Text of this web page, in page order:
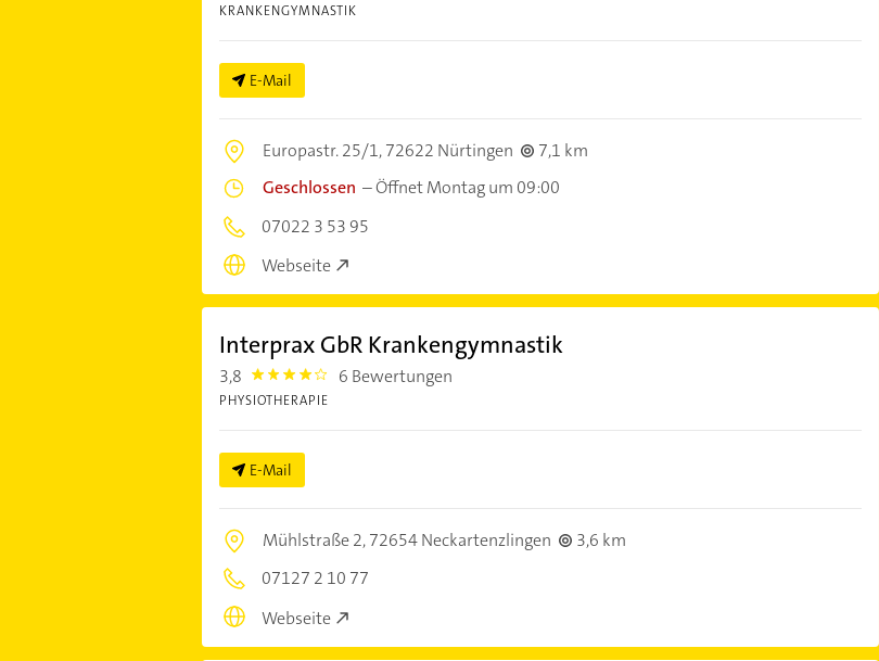
KRANKENGYMNASTIK
E-Mail
Europastr. 25/1,72622 Nürtingen
7,1 km
Geschlossen –Öffnet Montag um 09:00
07022 3 53 95
Webseite
Interprax GbR Krankengymnastik
3,8 3.8 6 Bewertungen
PHYSIOTHERAPIE
E-Mail
Mühlstraße 2,72654 Neckartenzlingen
3,6 km
07127 2 10 77
Webseite